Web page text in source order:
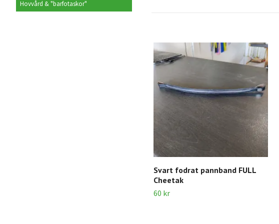
Hovvård & "barfotaskor"
Svart fodrat pannband FULL
Cheetak
60 kr